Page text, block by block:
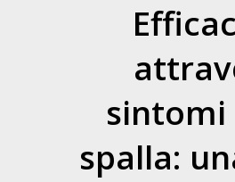
sintomi
spalla: